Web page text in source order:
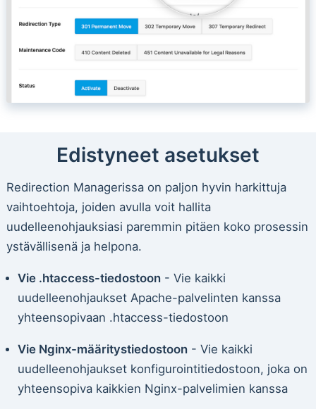
Edistyneet asetukset
Redirection Managerissa on paljon hyvin harkittuja
vaihtoehtoja, joiden avulla voit hallita
uudelleenohjauksiasi paremmin pitäen koko prosessin
ystävällisenä ja helpona.
Vie .htaccess-tiedostoon- Vie kaikki
uudelleenohjaukset Apache-palvelinten kanssa
yhteensopivaan .htaccess-tiedostoon
Vie Nginx-määritystiedostoon- Vie kaikki
uudelleenohjaukset konfigurointitiedostoon, joka on
yhteensopiva kaikkien Nginx-palvelimien kanssa